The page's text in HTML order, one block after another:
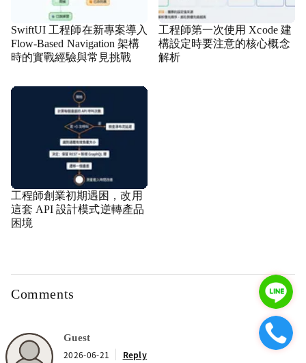
SwiftUI 工程師在新專案導入
Flow-Based Navigation 架構
時的實戰經驗與常見挑戰
工程師第一次使用 Xcode 建
構設定時要注意的核心概念
解析
工程師創業初期遇困，改用
這套 API 設計模式逆轉產品
困境
Comments
Guest
2026-06-21 Reply